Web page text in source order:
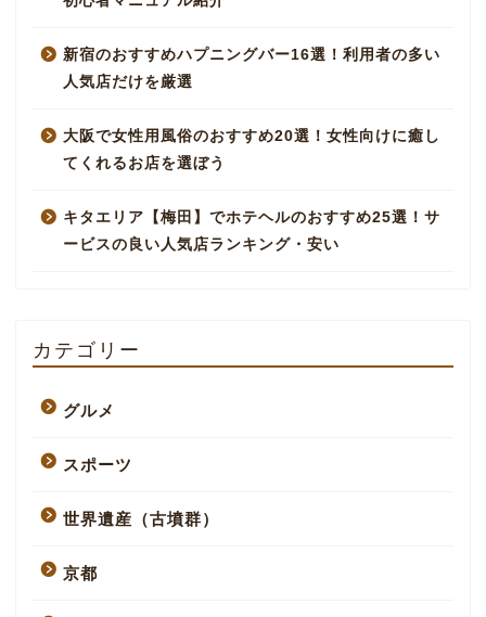
新宿のおすすめハプニングバー16選！利用者の多い
人気店だけを厳選
大阪で女性用風俗のおすすめ20選！女性向けに癒し
てくれるお店を選ぼう
キタエリア【梅田】でホテヘルのおすすめ25選！サ
ービスの良い人気店ランキング・安い
カテゴリー
グルメ
スポーツ
世界遺産（古墳群）
京都